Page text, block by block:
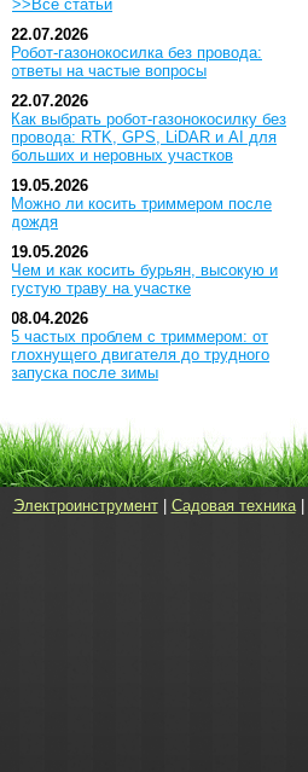
>>Все статьи
22.07.2026
Робот-газонокосилка без провода:
ответы на частые вопросы
22.07.2026
Как выбрать робот-газонокосилку без
провода: RTK, GPS, LiDAR и AI для
больших и неровных участков
19.05.2026
Можно ли косить триммером после
дождя
19.05.2026
Чем и как косить бурьян, высокую и
густую траву на участке
08.04.2026
5 частых проблем с триммером: от
глохнущего двигателя до трудного
запуска после зимы
Электроинструмент| Садовая техника|